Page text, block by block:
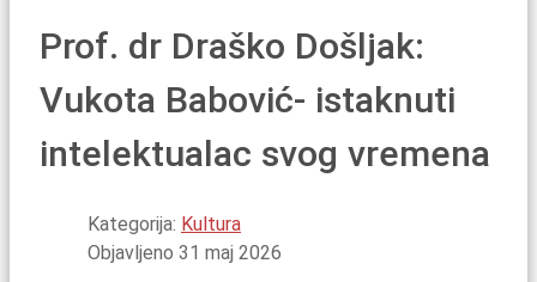
Prof. dr Draško Došljak:
Vukota Babović- istaknuti
intelektualac svog vremena
Kategorija: Kultura
Objavljeno 31 maj 2026